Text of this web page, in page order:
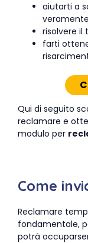
aiutarti a
risolvere il
farti
Qui di seguito
reclamare e
modulo per
Come
Reclamare
fondamentale,
potrà